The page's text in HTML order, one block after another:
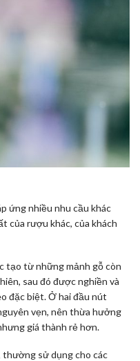
ứng nhiều nhu cầu khác
của rượu khác, của khách
tạo từ những mảnh gỗ còn
sau đó được nghiền và
đặc biệt. Ở hai đầu nút
vẹn, nên thừa hưởng
giá thành rẻ hơn.
sử dụng cho các